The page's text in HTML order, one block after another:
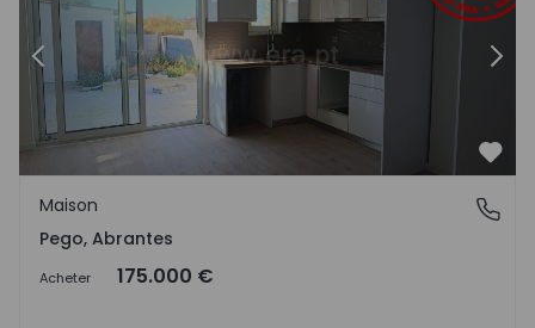
Précédent
Pego, Abrantes
Maison
Pego, Abrantes
Acheter 175.000 €